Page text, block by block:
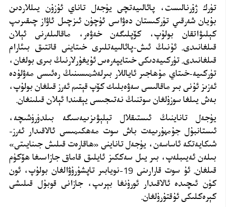
تۈرك ژۇرنالىست، پائالىيەتچى يۈجەل تاناي ئۇزۇن يىللاردىن
بۇيان شەرقىي تۈركىستان دەۋاسى ئۈچۈن ئىزچىل ئاۋاز چىقىرىپ
كېلىۋاتقان بولۇپ، كۆپلىگەن خەۋەر، ماقالىلەرنى ئېلان
قىلغانىدى. ئۇنىڭ ئىش-پائالىيەتلىرى خىتاينى قاتتىق بىئارام
قىلغانىدى. تۈركىيەدىكى خىتايپەرەس ئۇيغۇرلارنىڭ بىرى بولغان،
تۈركىيە-خىتاي مۇھاجىر ئاياللار بىرلەشمىسىنىڭ رەئىسى مەۋلۇدە
ئەزىز ئۇنى بىر ماقالىسى سەۋەبلىك كۆپ قېتىم ئەرز قىلغان بولۇپ،
بەش يىلغا سوزۇلغان سوتنىڭ نەتىجىسى يېقىندا ئېلان قىلىنغان.
يۈجەل تاناينىڭ ئىستىقلال تېلېۋىزىيەسىگە بىلدۈرۈشىچە،
ئىستانبۇل جۇمھۇرىيەت باش سوت مەھكىمىسى ئالاقىدار ئەرز-
شىكايەتكە ئاساسەن، يۈجەل تاناينى «ھاقارەت قىلىش جىنايىتى»
بىلەن ئەيىبلەپ، بىر يىل سەككىز ئايلىق قاماق جازاسىغا ھۆكۈم
قىلغان. ئۇ سوت قارارىنى 19-نويابىر تاپشۇرۇۋالغان بولۇپ، ئون
كۈن ئىچىدە ئالاقىدار ئورۇنغا بېرىپ، جازانى قوبۇل قىلىشى
كېرەكلىكى ئۇقتۇرۇلغان.